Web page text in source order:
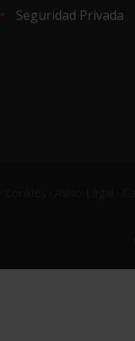
Seguridad Privada